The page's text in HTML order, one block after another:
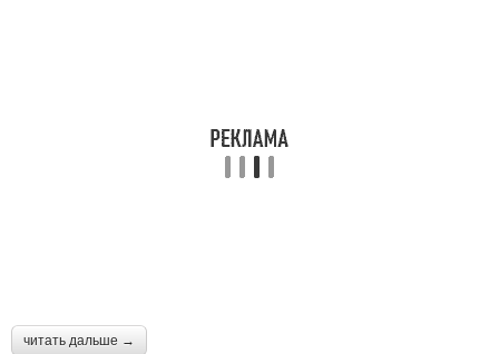
читать дальше →